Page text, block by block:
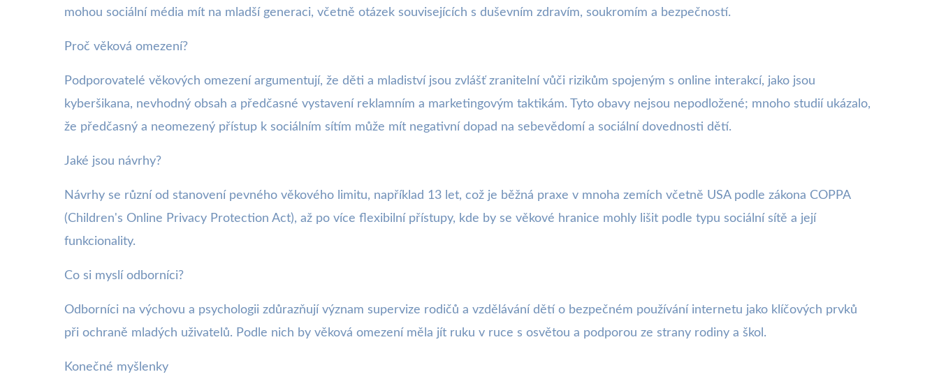
mohou sociální média mít na mladší generaci, včetně otázek souvisejících s duševním zdravím, soukromím a bezpečností.
Proč věková omezení?
Podporovatelé věkových omezení argumentují, že děti a mladiství jsou zvlášť zranitelní vůči rizikům spojeným s online interakcí, jako jsou
kyberšikana, nevhodný obsah a předčasné vystavení reklamním a marketingovým taktikám. Tyto obavy nejsou nepodložené; mnoho studií ukázalo,
že předčasný a neomezený přístup k sociálním sítím může mít negativní dopad na sebevědomí a sociální dovednosti dětí.
Jaké jsou návrhy?
Návrhy se různí od stanovení pevného věkového limitu, například 13 let, což je běžná praxe v mnoha zemích včetně USA podle zákona COPPA
(Children's Online Privacy Protection Act), až po více flexibilní přístupy, kde by se věkové hranice mohly lišit podle typu sociální sítě a její
funkcionality.
Co si myslí odborníci?
Odborníci na výchovu a psychologii zdůrazňují význam supervize rodičů a vzdělávání dětí o bezpečném používání internetu jako klíčových prvků
při ochraně mladých uživatelů. Podle nich by věková omezení měla jít ruku v ruce s osvětou a podporou ze strany rodiny a škol.
Konečné myšlenky